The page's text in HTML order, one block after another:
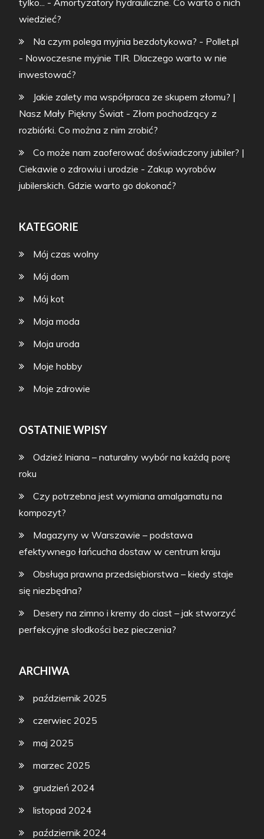
wiedzieć?
Na czym polega myjnia bezdotykowa? - Pollet.pl
- Nowoczesne myjnie TIR. Dlaczego warto w nie
inwestować?
Jakie zalety ma współpraca ze skupem złomu? |
Nasz Mały Piękny Świat - Złom pochodzący z
rozbiórki. Co można z nim zrobić?
Co może nam zaoferować doświadczony jubiler? |
Ciekawie o zdrowiu i urodzie - Zakup wyrobów
jubilerskich. Gdzie warto go dokonać?
KATEGORIE
Mój czas wolny
Mój dom
Mój kot
Moja moda
Moja uroda
Moje hobby
Moje zdrowie
OSTATNIE WPISY
Odzież lniana – naturalny wybór na każdą porę
roku
Czy potrzebna jest wymiana amalgamatu na
kompozyt?
Magazyny w Warszawie – podstawa
efektywnego łańcucha dostaw w centrum kraju
Obsługa prawna przedsiębiorstwa – kiedy staje
się niezbędna?
Desery na zimno i kremy do ciast – jak stworzyć
perfekcyjne słodkości bez pieczenia?
ARCHIWA
październik 2025
czerwiec 2025
maj 2025
marzec 2025
grudzień 2024
listopad 2024
październik 2024